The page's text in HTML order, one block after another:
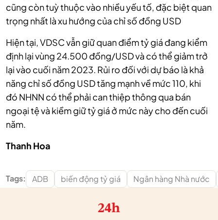
cũng còn tuỳ thuộc vào nhiều yếu tố, đặc biệt quan
trọng nhất là xu hướng của chỉ số đồng USD
Hiện tại, VDSC vẫn giữ quan điểm tỷ giá đang kiểm
định lại vùng 24.500 đồng/USD và có thể giảm trở
lại vào cuối năm 2023. Rủi ro đối với dự báo là khả
năng chỉ số đồng USD tăng mạnh về mức 110, khi
đó NHNN có thể phải can thiệp thông qua bán
ngoại tệ và kiềm giữ tỷ giá ở mức này cho đến cuối
năm.
Thanh Hoa
Tags: ADB biến động tỷ giá Ngân hàng Nhà nước
24h